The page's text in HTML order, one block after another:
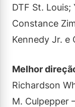
DTF St. Louis;
Constance
Kennedy Jr. e
Melhor
Richardson
M. Culpepper